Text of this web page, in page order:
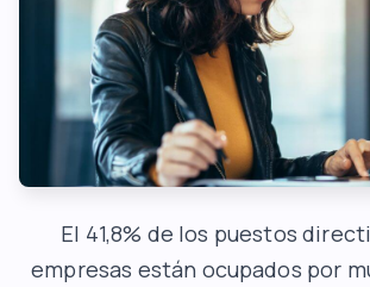
El 41,8% de los puestos
empresas están ocupados por